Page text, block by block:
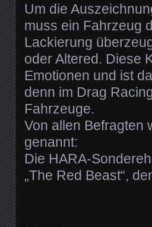
Um die
muss ein Fahrzeug
Lackierung
oder Altered. Diese
Emotionen und ist
denn im Drag
Fahrzeuge.
Von allen Befragten
genannt:
Die HARA-
„The Red Beast“,